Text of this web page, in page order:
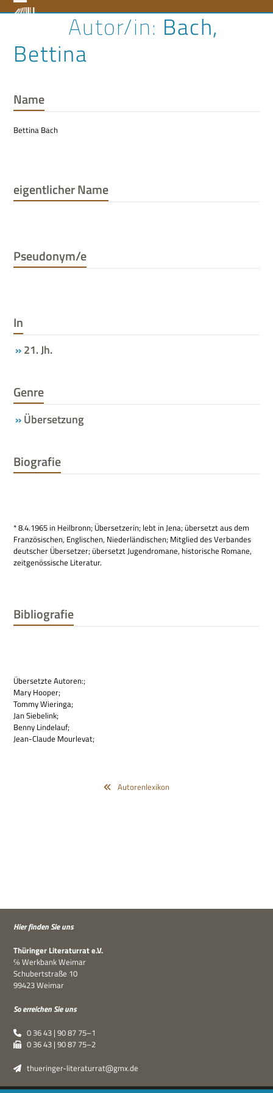
to Open
menu
Close
menu
Bach,
Bettina
Name
Bettina Bach
eigentlicher Name
Pseudonym/e
In
21. Jh.
Genre
Übersetzung
Biografie
* 8.4.1965 in Heil­bronn; Über­set­ze­rin; lebt in Jena; über­setzt aus dem
Fran­zö­si­schen, Eng­li­schen, Nie­der­län­di­schen; Mit­glied des Ver­ban­des
deut­scher Über­set­zer; über­setzt Jugend­ro­mane, histo­ri­sche Romane,
zeit­ge­nös­si­sche Literatur.
Bibliografie
Über­setzte Autoren:;
Mary Hooper;
Tommy Wieringa;
Jan Siebelink;
Benny Lindelauf;
Jean-Claude Mourlevat;
Autorenlexikon
Hier fin­den Sie uns
Thü­rin­ger Lite­ra­tur­rat e.V.
℅ Werk­bank Weimar
Schu­bert­straße 10
99423 Weimar
So errei­chen Sie uns
0 36 43 | 90 87 75–1
0 36 43 | 90 87 75–2
thueringer-literaturrat@gmx.de